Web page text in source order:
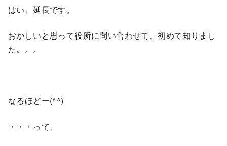
はい、延長です。
おかしいと思って役所に問い合わせて、初めて知りまし
た。。。
なるほどー(^^)
・・・って、